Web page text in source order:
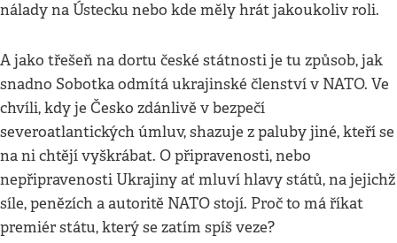
nálady na Ústecku nebo kde měly hrát jakoukoliv roli.
A jako třešeň na dortu české státnosti je tu způsob, jak
snadno Sobotka odmítá ukrajinské členství v NATO. Ve
chvíli, kdy je Česko zdánlivě v bezpečí
severoatlantických úmluv, shazuje z paluby jiné, kteří se
na ni chtějí vyškrábat. O připravenosti, nebo
nepřipravenosti Ukrajiny ať mluví hlavy států, na jejichž
síle, penězích a autoritě NATO stojí. Proč to má říkat
premiér státu, který se zatím spíš veze?